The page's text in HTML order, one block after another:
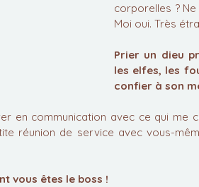
corporelles ?
Moi oui. Très
Prier un dieu
les elfes, les
confier à son
en communication avec ce qui me
réunion de service avec vous-
vous êtes le boss !